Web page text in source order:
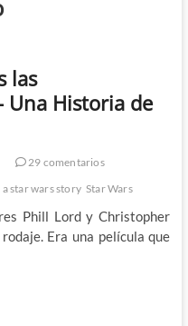
las
Una Historia de
29 comentarios
a star wars story Star Wars
Phill Lord y Christopher
Era una película que